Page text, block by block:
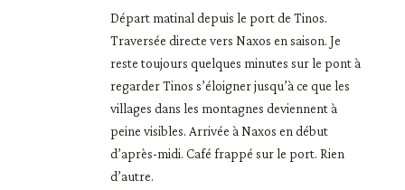
Départ matinal depuis le port de Tinos.
Traversée directe vers Naxos en saison. Je
reste toujours quelques minutes sur le pont à
regarder Tinos s’éloigner jusqu’à ce que les
villages dans les montagnes deviennent à
peine visibles. Arrivée à Naxos en début
d’après-midi. Café frappé sur le port. Rien
d’autre.